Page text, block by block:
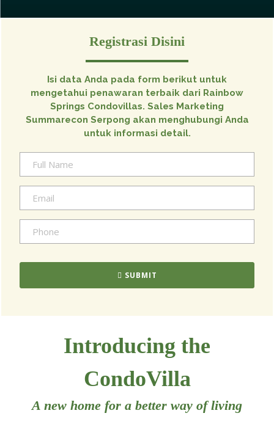
Registrasi Disini
Isi data Anda pada form berikut untuk
mengetahui penawaran terbaik dari Rainbow
Springs Condovillas. Sales Marketing
Summarecon Serpong akan menghubungi Anda
untuk informasi detail.
SUBMIT
Introducing the
CondoVilla
A new home for a better way of living